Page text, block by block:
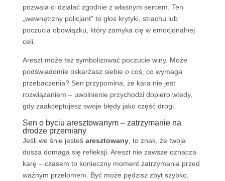
pozwala ci działać zgodnie z własnym sercem. Ten
„wewnętrzny policjant” to głos krytyki, strachu lub
poczucia obowiązku, który zamyka cię w emocjonalnej
celi.
Areszt może też symbolizować poczucie winy. Może
podświadomie oskarżasz siebie o coś, co wymaga
przebaczenia? Sen przypomina, że kara nie jest
rozwiązaniem – uwolnienie przychodzi dopiero wtedy,
gdy zaakceptujesz swoje błędy jako część drogi.
Sen o byciu aresztowanym – zatrzymanie na
drodze przemiany
Jeśli we śnie jesteś aresztowany, to znak, że twoja
dusza domaga się refleksji. Areszt nie zawsze oznacza
karę – czasem to konieczny moment zatrzymania przed
ważnym przełomem. Być może pędzisz zbyt szybko,